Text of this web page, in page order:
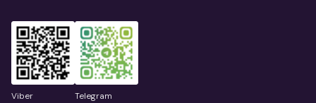
Viber Telegram